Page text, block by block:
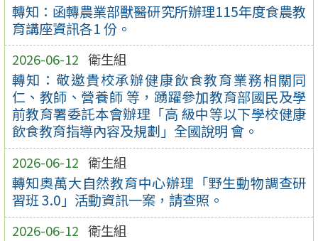
轉知：函轉農業部獸醫研究所辦理115年度食農教
育講座資訊各1 份。
2026-06-12 衛生組
轉知：敬邀貴校承辦健康飲食教育業務相關同
仁、教師、營養師 等，踴躍參加教育部國民及學
前教育署委託本會辦理「高 級中等以下學校健康
飲食教育指導內容及規劃」全國說明 會。
2026-06-12 衛生組
轉知奧萬大自然教育中心辦理「野生動物調查研
習班 3.0」活動資訊一案，請查照。
2026-06-12 衛生組